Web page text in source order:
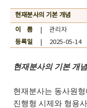
현재분사의 기본 개념
이 름| 관리자
등록일| 2025-05-14
현재분사의 기본 개념
현재분사는 동사원
진행형 시제와 형용